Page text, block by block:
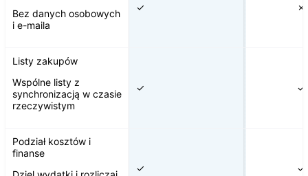
Bez danych osobowych
i e-maila
✓ ✗
Listy zakupów
Wspólne listy z
synchronizacją w czasie
rzeczywistym
✓ ✓
Podział kosztów i
finanse
✓ ✓